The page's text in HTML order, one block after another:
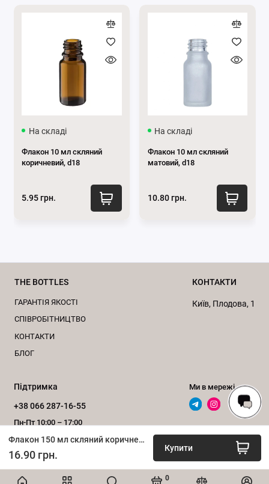
0
Флакон 150 мл скляний коричневий, d28
16.90 грн.
Купити
: Коричневе скло
ефективно блокує шкідливі ультрафіолетові
промені, що особливо важливо для продуктів,
які чутливі до світла, таких як сироватки, креми
з вітаміном С, ефірні олії.
Збереження якості:Запобігає окисленню і
На складі
Флакон 10 мл скляний
коричневий, d18
5.95 грн.
На складі
Флакон 10 мл скляний
матовий, d18
10.80 грн.
THE BOTTLES
ГАРАНТІЯ ЯКОСТІ
CПІВРОБІТНИЦТВО
КОНТАКТИ
БЛОГ
КОНТАКТИ
Київ, Плодова, 1
Підтримка
+38 066 287-16-55
Пн-Пт 10:00 – 17:00
Зворотний дзвінок
Ми в мережі
ІНТЕРНЕТ-МАГАЗИН «bottles.com.ua», 2020–2026